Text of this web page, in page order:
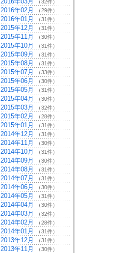
（32件）
2016年02月 （29件）
2016年01月 （31件）
2015年12月 （31件）
2015年11月 （30件）
2015年10月 （31件）
2015年09月 （31件）
2015年08月 （31件）
2015年07月 （33件）
2015年06月 （30件）
2015年05月 （31件）
2015年04月 （30件）
2015年03月 （32件）
2015年02月 （28件）
2015年01月 （31件）
2014年12月 （31件）
2014年11月 （30件）
2014年10月 （31件）
2014年09月 （30件）
2014年08月 （31件）
2014年07月 （31件）
2014年06月 （30件）
2014年05月 （31件）
2014年04月 （30件）
2014年03月 （32件）
2014年02月 （28件）
2014年01月 （31件）
2013年12月 （31件）
2013年11月 （30件）